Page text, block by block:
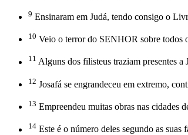
9 Ensinaram em Judá, tendo consigo o
10 Veio o terror do SENHOR sobre todos
11 Alguns dos filisteus traziam presentes a
12 Josafá se engrandeceu em extremo,
13 Empreendeu muitas obras nas cidades
14 Este é o número deles segundo as